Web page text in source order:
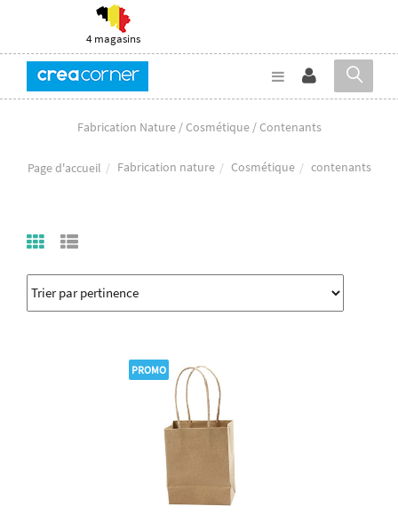
4 magasins
Fabrication Nature / Cosmétique / Contenants
Page d'accueil Fabrication nature Cosmétique contenants
PROMO